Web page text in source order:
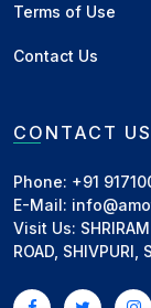
आवक बढ़ने लगी
जिससे बाजार में
व्यापार अपने
करें।
Terms of Use
Contact Us
CONTACT US
Phone: +91
E-Mail:
Visit Us:
ROAD,